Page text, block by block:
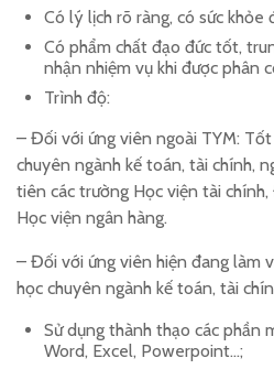
Có lý lịch rõ ràng, có sức khỏe
Có phẩm chất đạo đức tốt,
nhận nhiệm vụ khi được phân
Trình độ:
– Đối với ứng viên ngoài TYM:
chuyên ngành kế toán, tài chính,
tiên các trường Học viện tài
Học viện ngân hàng.
– Đối với ứng viên hiện đang làm
học chuyên ngành kế toán, tài
Sử dụng thành thạo các phần
Word, Excel, Powerpoint…;